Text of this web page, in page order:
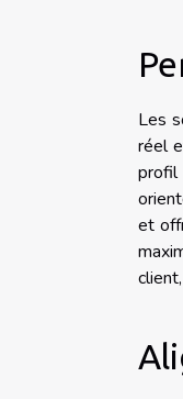
Les
réel
profil
et